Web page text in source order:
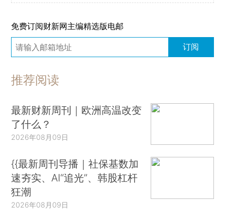
免费订阅财新网主编精选版电邮
订阅
推荐阅读
最新财新周刊｜欧洲高温改变
了什么？
2026年08月09日
{{最新周刊导播｜社保基数加
速夯实、AI“追光”、韩股杠杆
狂潮
2026年08月09日